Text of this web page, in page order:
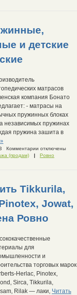
и детские
матрасов
компания Бонато
- матрасы на
пружинных блоках
независимых пружинах
пружина зашита в
Комментарии отключены
(продам) | Ровно
Tikkurila,
Jowat,
Ровно
для
и
торговых марок
Herlac, Pinotex,
Sirca, Tikkurila,
Rilak — лаки, Читать